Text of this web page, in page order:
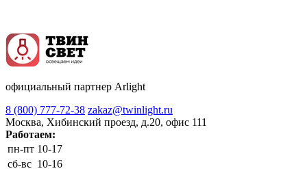
официальный партнер Arlight
8 (800) 777-72-38 zakaz@twinlight.ru
Москва, Хибинский проезд, д.20, офис 111
Работаем:
пн-пт 10-17
сб-вс 10-16